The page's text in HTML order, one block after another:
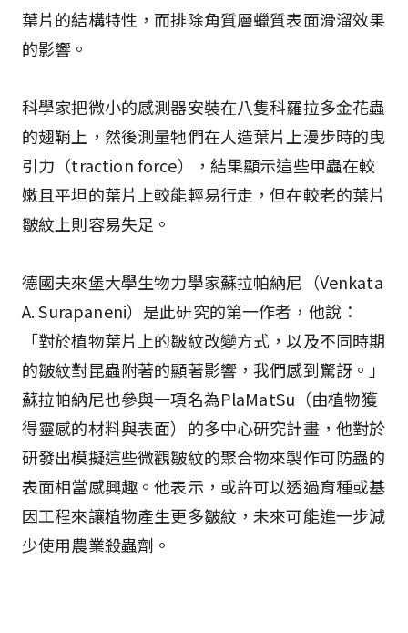
葉片的結構特性，而排除角質層蠟質表面滑溜效果
的影響。
科學家把微小的感測器安裝在八隻科羅拉多金花蟲
的翅鞘上，然後測量牠們在人造葉片上漫步時的曳
引力（traction force），結果顯示這些甲蟲在較
嫩且平坦的葉片上較能輕易行走，但在較老的葉片
皺紋上則容易失足。
德國夫來堡大學生物力學家蘇拉帕納尼（Venkata
A. Surapaneni）是此研究的第一作者，他說：
「對於植物葉片上的皺紋改變方式，以及不同時期
的皺紋對昆蟲附著的顯著影響，我們感到驚訝。」
蘇拉帕納尼也參與一項名為PlaMatSu（由植物獲
得靈感的材料與表面）的多中心研究計畫，他對於
研發出模擬這些微觀皺紋的聚合物來製作可防蟲的
表面相當感興趣。他表示，或許可以透過育種或基
因工程來讓植物產生更多皺紋，未來可能進一步減
少使用農業殺蟲劑。